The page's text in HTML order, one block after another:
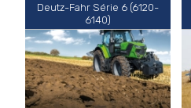
Deutz-Fahr Série 6 (6120-
6140)